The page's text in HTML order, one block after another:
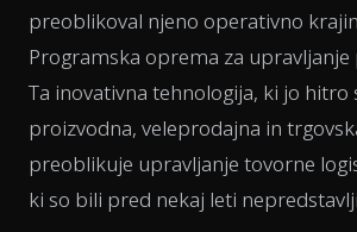
preoblikoval njeno operativno
Programska oprema za upravljanje
Ta inovativna tehnologija, ki jo hitro
proizvodna, veleprodajna in
preoblikuje upravljanje tovorne
ki so bili pred nekaj leti